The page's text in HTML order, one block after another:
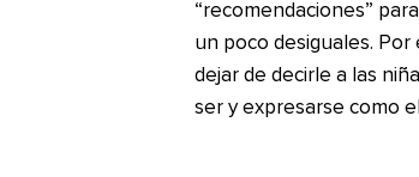
“recomendaciones”
un poco desiguales.
dejar de decirle a las
ser y expresarse como